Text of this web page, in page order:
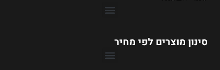
E
סינון מוצרים לפי מחיר